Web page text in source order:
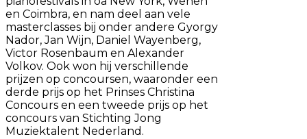
en Coimbra, en nam deel aan vele
masterclasses bij onder andere Gyorgy
Nador, Jan Wijn, Daniel Wayenberg,
Victor Rosenbaum en Alexander
Volkov. Ook won hij verschillende
prijzen op concoursen, waaronder een
derde prijs op het Prinses Christina
Concours en een tweede prijs op het
concours van Stichting Jong
Muziektalent Nederland.